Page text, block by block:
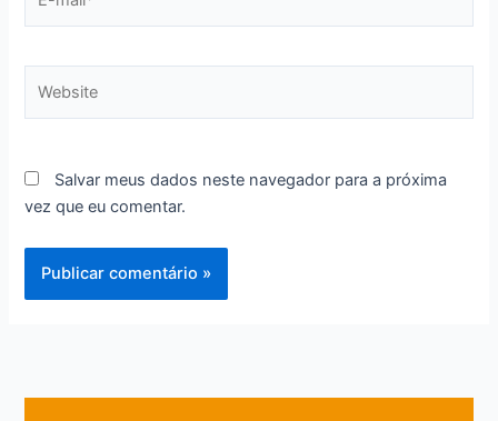
mail*
Salvar meus dados neste navegador para a próxima
vez que eu comentar.